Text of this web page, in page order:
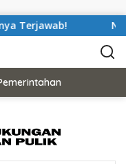
Nyaris